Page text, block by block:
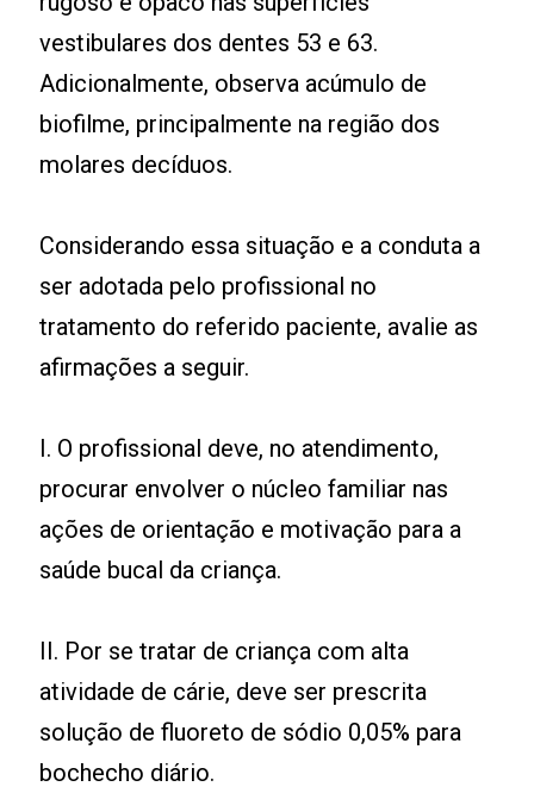
vestibulares dos dentes 53 e 63.
Adicionalmente, observa acúmulo de
biofilme, principalmente na região dos
molares decíduos.
Considerando essa situação e a conduta a
ser adotada pelo profissional no
tratamento do referido paciente, avalie as
afirmações a seguir.
I. O profissional deve, no atendimento,
procurar envolver o núcleo familiar nas
ações de orientação e motivação para a
saúde bucal da criança.
II. Por se tratar de criança com alta
atividade de cárie, deve ser prescrita
solução de fluoreto de sódio 0,05% para
bochecho diário.